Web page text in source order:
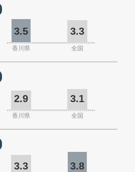
3.5 3.3
香川県 全国
2.9 3.1
香川県 全国
3.3 3.8